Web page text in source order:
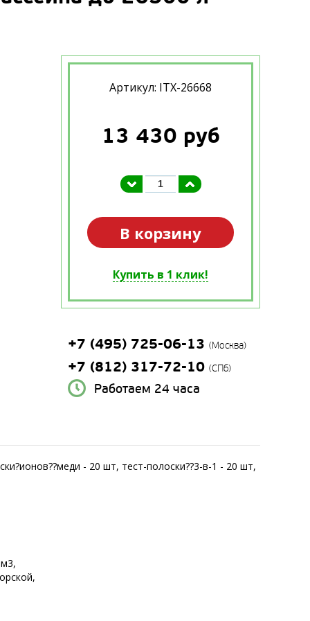
Артикул: ITX-26668
13 430 руб
В корзину
Купить в 1 клик!
+7 (495) 725-06-13 (Москва)
+7 (812) 317-72-10 (СПб)
Работаем 24 часа
- 20 шт, тест-полоски??3-в-1 - 20 шт,